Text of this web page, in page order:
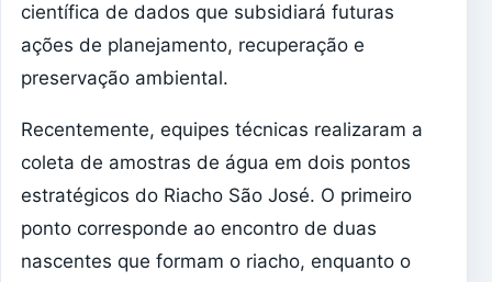
científica de dados que subsidiará futuras
ações de planejamento, recuperação e
preservação ambiental.
Recentemente, equipes técnicas realizaram a
coleta de amostras de água em dois pontos
estratégicos do Riacho São José. O primeiro
ponto corresponde ao encontro de duas
nascentes que formam o riacho, enquanto o